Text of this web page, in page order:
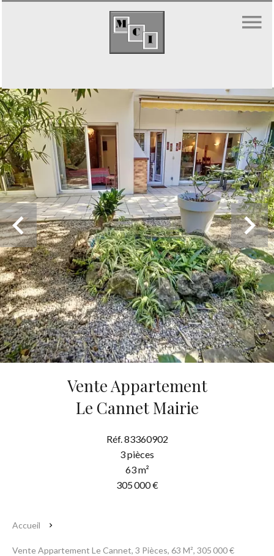
Vente Appartement
Le Cannet Mairie
Réf. 83360902
3 pièces
63 m²
305 000 €
Accueil
Vente Appartement Le Cannet, 3 Pièces, 63 M², 305 000 €